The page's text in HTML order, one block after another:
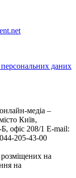
персональних даних
медіа –
Київ,
208/1 E-mail:
205-43-00
розміщених на
на